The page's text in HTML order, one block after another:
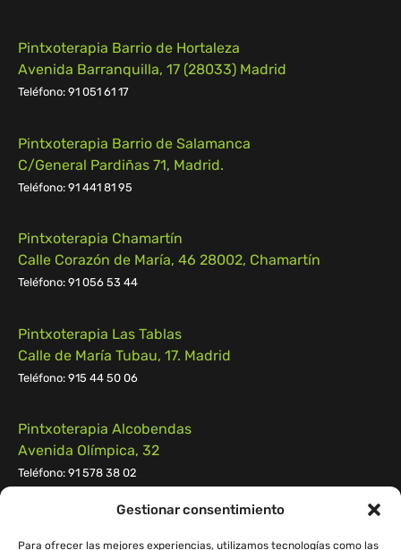
Gestionar consentimiento
Para ofrecer las mejores experiencias, utilizamos tecnologías como las
Pintxoterapia Barrio de Hortaleza
Avenida Barranquilla, 17 (28033) Madrid
Teléfono: 91 051 61 17
Pintxoterapia Barrio de Salamanca
C/General Pardiñas 71, Madrid.
Teléfono: 91 441 81 95
Pintxoterapia Chamartín
Calle Corazón de María, 46 28002, Chamartín
Teléfono: 91 056 53 44
Pintxoterapia Las Tablas
Calle de María Tubau, 17. Madrid
Teléfono: 915 44 50 06
Pintxoterapia Alcobendas
Avenida Olímpica, 32
Teléfono: 91 578 38 02
Calle Campomanes n.º 55, 28223, Pozuelo de Alarcón